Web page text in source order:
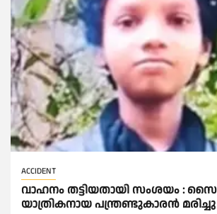
ACCIDENT
വാഹനം തട്ടിയതായി സംശയം :
യാത്രികനായ പന്ത്രണ്ടുകാരന്‍ മരിച്ചു